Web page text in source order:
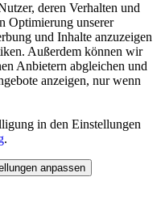
deren Verhalten und
Optimierung unserer
und Inhalte anzuzeigen
Außerdem können wir
Anbietern abgleichen und
anzeigen, nur wenn
in den Einstellungen
.
anpassen